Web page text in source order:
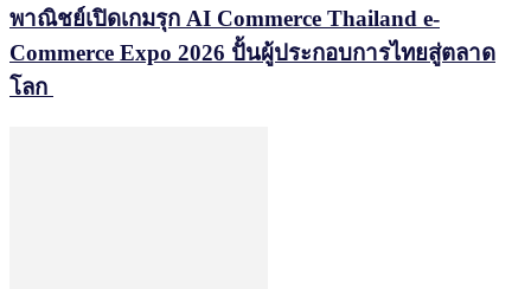
พาณิชย์เปิดเกมรุก AI Commerce Thailand e-
Commerce Expo 2026 ปั้นผู้ประกอบการไทยสู่ตลาด
โลก